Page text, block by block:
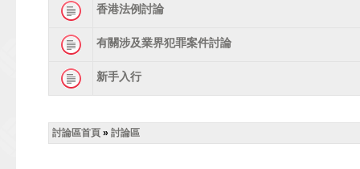
香港法例討論
有關涉及業界犯罪案件討論
新手入行
討論區首頁 » 討論區